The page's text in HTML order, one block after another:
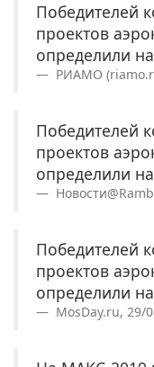
Победителей
проектов
определили
РИАМО
Победителей
проектов
определили
Победителей
проектов
определили
MosDay.ru, 29/